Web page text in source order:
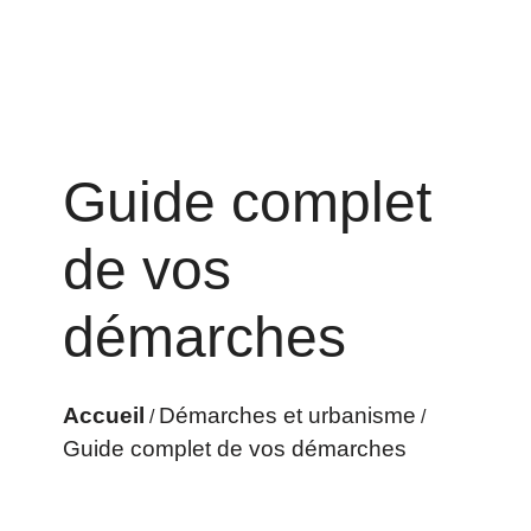
Guide complet
de vos
démarches
Accueil / Démarches et urbanisme /
Guide complet de vos démarches